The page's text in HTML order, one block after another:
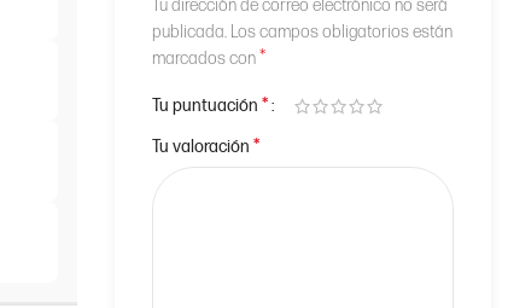
Tu dirección de correo electrónico no será
publicada. Los campos obligatorios están
marcados con*
Tu puntuación *
Tu valoración *